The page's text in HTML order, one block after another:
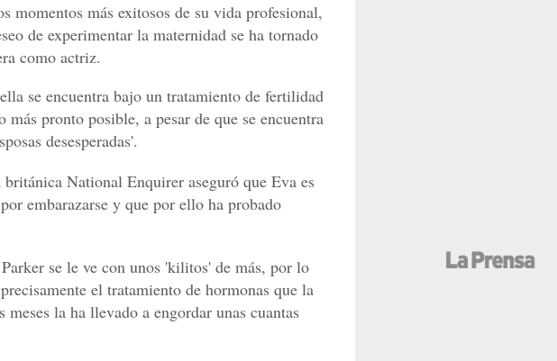
momentos más exitosos de su vida profesional,
de experimentar la maternidad se ha tornado
como actriz.
se encuentra bajo un tratamiento de fertilidad
más pronto posible, a pesar de que se encuentra
desesperadas'.
National Enquirer aseguró que Eva es
embarazarse y que por ello ha probado
se le ve con unos 'kilitos' de más, por lo
el tratamiento de hormonas que la
meses la ha llevado a engordar unas cuantas